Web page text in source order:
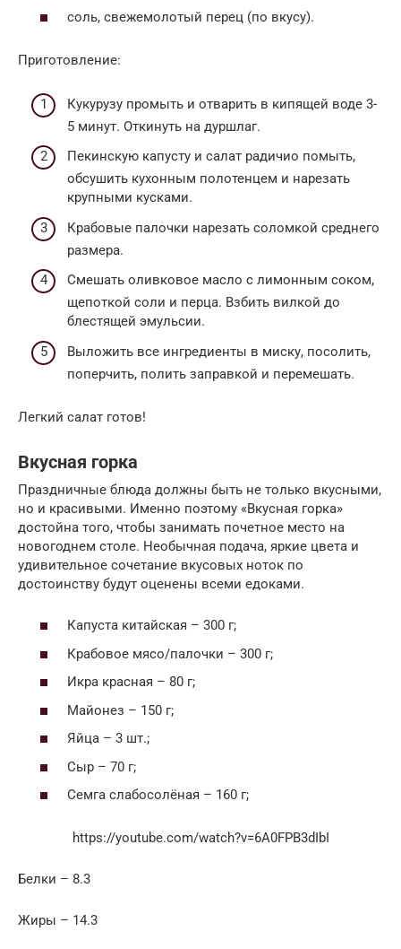
соль, свежемолотый перец (по вкусу).
Приготовление:
Кукурузу промыть и отварить в кипящей воде 3-
5 минут. Откинуть на дуршлаг.
Пекинскую капусту и салат радичио помыть,
обсушить кухонным полотенцем и нарезать
крупными кусками.
Крабовые палочки нарезать соломкой среднего
размера.
Смешать оливковое масло с лимонным соком,
щепоткой соли и перца. Взбить вилкой до
блестящей эмульсии.
Выложить все ингредиенты в миску, посолить,
поперчить, полить заправкой и перемешать.
Легкий салат готов!
Вкусная горка
Праздничные блюда должны быть не только вкусными,
но и красивыми. Именно поэтому «Вкусная горка»
достойна того, чтобы занимать почетное место на
новогоднем столе. Необычная подача, яркие цвета и
удивительное сочетание вкусовых ноток по
достоинству будут оценены всеми едоками.
Капуста китайская – 300 г;
Крабовое мясо/палочки – 300 г;
Икра красная – 80 г;
Майонез – 150 г;
Яйца – 3 шт.;
Сыр – 70 г;
Семга слабосолёная – 160 г;
https://youtube.com/watch?v=6A0FPB3dIbI
Белки – 8.3
Жиры – 14.3